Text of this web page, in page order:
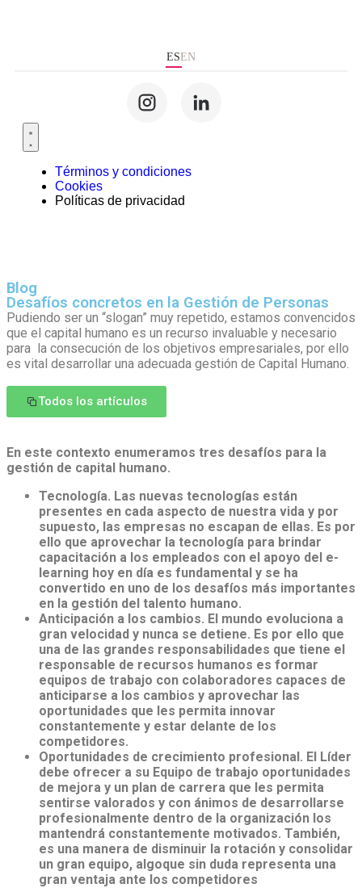
ESEN
Términos y condiciones
Cookies
Políticas de privacidad
Blog
Desafíos concretos en la Gestión de Personas
Pudiendo ser un “slogan” muy repetido, estamos convencidos
que el capital humano es un recurso invaluable y necesario
para la consecución de los objetivos empresariales, por ello
es vital desarrollar una adecuada gestión de Capital Humano.
Todos los artículos
En este contexto enumeramos tres desafíos para la
gestión de capital humano.
Tecnología. Las nuevas tecnologías están
presentes en cada aspecto de nuestra vida y por
supuesto, las empresas no escapan de ellas. Es por
ello que aprovechar la tecnología para brindar
capacitación a los empleados con el apoyo del e-
learning hoy en día es fundamental y se ha
convertido en uno de los desafíos más importantes
en la gestión del talento humano.
Anticipación a los cambios. El mundo evoluciona a
gran velocidad y nunca se detiene. Es por ello que
una de las grandes responsabilidades que tiene el
responsable de recursos humanos es formar
equipos de trabajo con colaboradores capaces de
anticiparse a los cambios y aprovechar las
oportunidades que les permita innovar
constantemente y estar delante de los
competidores.
Oportunidades de crecimiento profesional. El Líder
debe ofrecer a su Equipo de trabajo oportunidades
de mejora y un plan de carrera que les permita
sentirse valorados y con ánimos de desarrollarse
profesionalmente dentro de la organización los
mantendrá constantemente motivados. También,
es una manera de disminuir la rotación y consolidar
un gran equipo, algoque sin duda representa una
gran ventaja ante los competidores